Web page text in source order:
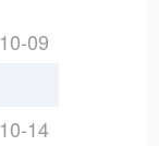
10-09
10-14